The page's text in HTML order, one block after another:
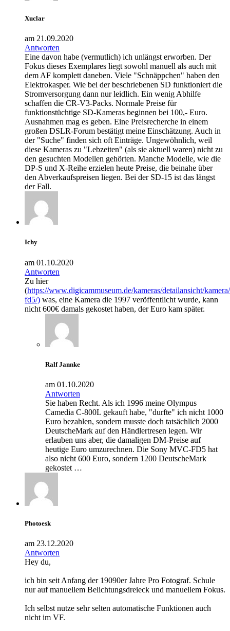
Xuclar
am 21.09.2020
Antworten
Eine davon habe (vermutlich) ich unlängst erworben. Der
Fokus dieses Exemplares liegt sowohl manuell als auch mit
dem AF komplett daneben. Viele "Schnäppchen" haben den
Elektrokasper. Wie bei der beschriebenen SD funktioniert die
Stromversorgung dann nur leidlich. Ein wenig Abhilfe
schaffen die CR-V3-Packs. Normale Preise für
funktionstüchtige SD-Kameras beginnen bei 100,- Euro.
Ausnahmen mag es geben. Eine Preisrecherche in einem
großen DSLR-Forum bestätigt meine Einschätzung. Auch in
der "Suche" finden sich oft Einträge. Ungewöhnlich, weil
diese Kameras zu "Lebzeiten" (als sie aktuell waren) nicht zu
den gesuchten Modellen gehörten. Manche Modelle, wie die
DP-S und X-Reihe erzielen heute Preise, die beinahe über
den Abverkaufspreisen liegen. Bei der SD-15 ist das längst
der Fall.
Ichy
am 01.10.2020
Antworten
Zu hier
(https://www.digicammuseum.de/kameras/detailansicht/
fd5/) was, eine Kamera die 1997 veröffentlicht wurde, kann
nicht 600€ damals gekostet haben, der Euro kam später.
Ralf Jannke
am 01.10.2020
Antworten
Sie haben Recht. Als ich 1996 meine Olympus
Camedia C-800L gekauft habe, "durfte" ich nicht 1000
Euro bezahlen, sondern musste doch tatsächlich 2000
DeutscheMark auf den Händlertresen legen. Wir
erlauben uns aber, die damaligen DM-Preise auf
heutige Euro umzurechnen. Die Sony MVC-FD5 hat
also nicht 600 Euro, sondern 1200 DeutscheMark
gekostet …
Photoesk
am 23.12.2020
Antworten
Hey du,
ich bin seit Anfang der 19090er Jahre Pro Fotograf. Schule
nur auf manuellem Belichtungsdreieck und manuellem Fokus.
Ich selbst nutze sehr selten automatische Funktionen auch
nicht im VF.